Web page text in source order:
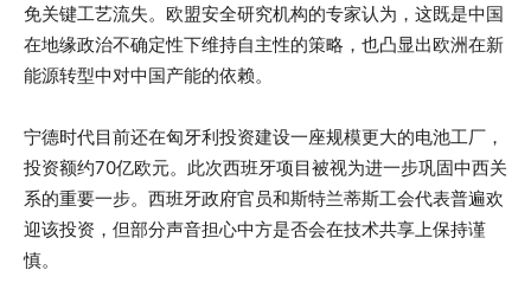
免关键工艺流失。欧盟安全研究机构的专家认为，这既是中国
在地缘政治不确定性下维持自主性的策略，也凸显出欧洲在新
能源转型中对中国产能的依赖。
宁德时代目前还在匈牙利投资建设一座规模更大的电池工厂，
投资额约70亿欧元。此次西班牙项目被视为进一步巩固中西关
系的重要一步。西班牙政府官员和斯特兰蒂斯工会代表普遍欢
迎该投资，但部分声音担心中方是否会在技术共享上保持谨
慎。